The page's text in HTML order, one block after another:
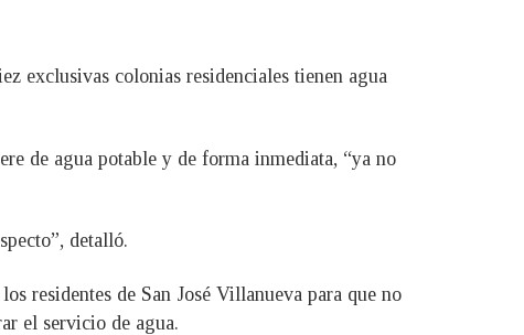
exclusivas colonias residenciales tienen agua
de agua potable y de forma inmediata, “ya no
detalló.
residentes de San José Villanueva para que no
el servicio de agua.